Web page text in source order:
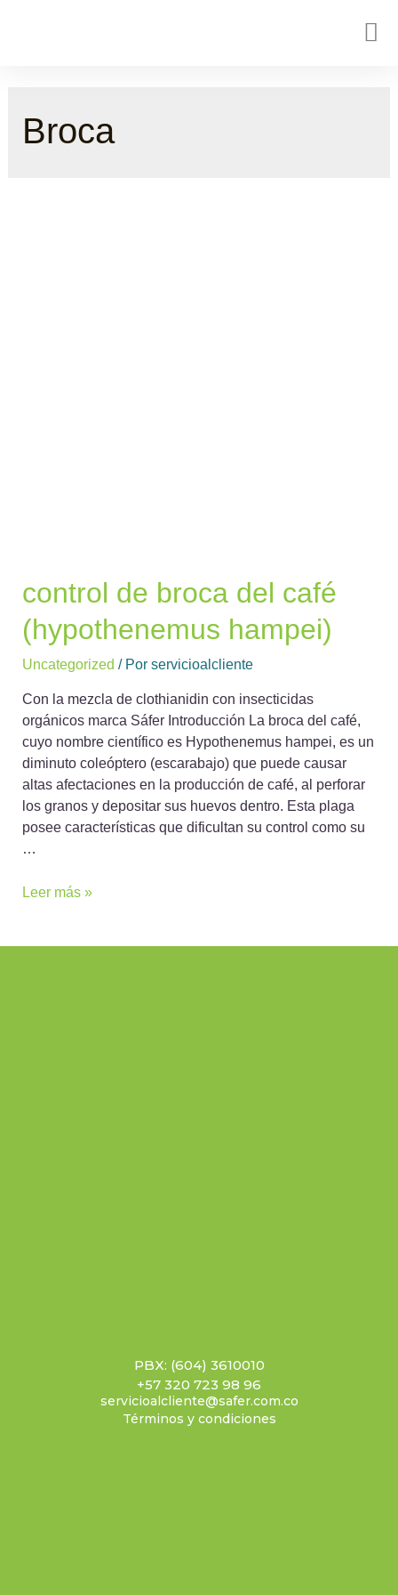
Broca
control de broca del café
(hypothenemus hampei)
Uncategorized / Por servicioalcliente
Con la mezcla de clothianidin con insecticidas
orgánicos marca Sáfer Introducción La broca del café,
cuyo nombre científico es Hypothenemus hampei, es un
diminuto coleóptero (escarabajo) que puede causar
altas afectaciones en la producción de café, al perforar
los granos y depositar sus huevos dentro. Esta plaga
posee características que dificultan su control como su
…
Leer más »
PBX: (604) 3610010
+57 320 723 98 96
servicioalcliente@safer.com.co
Términos y condiciones